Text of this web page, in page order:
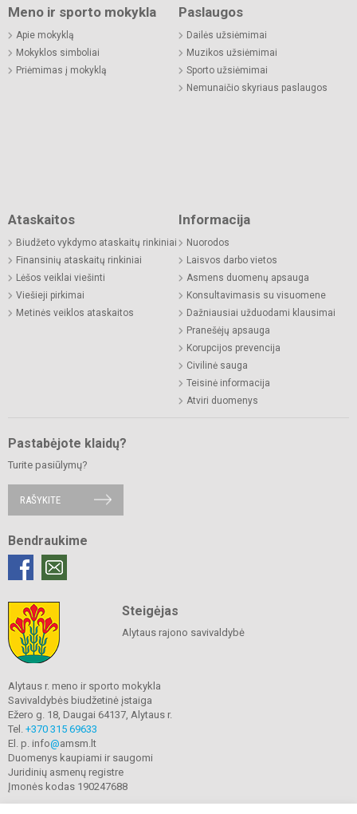
Meno ir sporto mokykla
Apie mokyklą
Mokyklos simboliai
Priėmimas į mokyklą
Paslaugos
Dailės užsiėmimai
Muzikos užsiėmimai
Sporto užsiėmimai
Nemunaičio skyriaus paslaugos
Ataskaitos
Biudžeto vykdymo ataskaitų rinkiniai
Finansinių ataskaitų rinkiniai
Lėšos veiklai viešinti
Viešieji pirkimai
Metinės veiklos ataskaitos
Informacija
Nuorodos
Laisvos darbo vietos
Asmens duomenų apsauga
Konsultavimasis su visuomene
Dažniausiai užduodami klausimai
Pranešėjų apsauga
Korupcijos prevencija
Civilinė sauga
Teisinė informacija
Atviri duomenys
Pastabėjote klaidų?
Turite pasiūlymų?
RAŠYKITE
Bendraukime
Steigėjas
Alytaus rajono savivaldybė
Alytaus r. meno ir sporto mokykla
Savivaldybės biudžetinė įstaiga
Ežero g. 18, Daugai 64137, Alytaus r.
Tel. +370 315 69633
El. p. info@amsm.lt
Duomenys kaupiami ir saugomi
Juridinių asmenų registre
Įmonės kodas 190247688